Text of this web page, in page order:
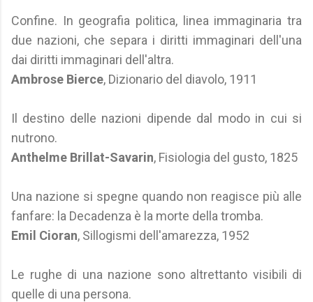
Confine. In geografia politica, linea immaginaria tra
due nazioni, che separa i diritti immaginari dell'una
dai diritti immaginari dell'altra.
Ambrose Bierce, Dizionario del diavolo, 1911
Il destino delle nazioni dipende dal modo in cui si
nutrono.
Anthelme Brillat-Savarin, Fisiologia del gusto, 1825
Una nazione si spegne quando non reagisce più alle
fanfare: la Decadenza è la morte della tromba.
Emil Cioran, Sillogismi dell'amarezza, 1952
Le rughe di una nazione sono altrettanto visibili di
quelle di una persona.